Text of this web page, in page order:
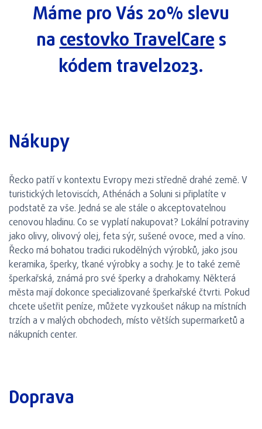
Máme pro Vás 20% slevu
nacestovko TravelCares
kódem travel2023.
Nákupy
Řecko patří v kontextu Evropy mezi středně drahé země. V
turistických letoviscích, Athénách a Soluni si připlatíte v
podstatě za vše. Jedná se ale stále o akceptovatelnou
cenovou hladinu. Co se vyplatí nakupovat? Lokální potraviny
jako olivy, olivový olej, feta sýr, sušené ovoce, med a víno.
Řecko má bohatou tradici rukodělných výrobků, jako jsou
keramika, šperky, tkané výrobky a sochy. Je to také země
šperkařská, známá pro své šperky a drahokamy. Některá
města mají dokonce specializované šperkařské čtvrti. Pokud
chcete ušetřit peníze, můžete vyzkoušet nákup na místních
trzích a v malých obchodech, místo větších supermarketů a
nákupních center.
Doprava